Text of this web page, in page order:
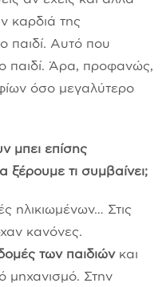
καρδιά της
παιδί. Αυτό που
παιδί. Άρα, προφανώς,
όσο μεγαλύτερο
μπει επίσης
ξέρουμε τι συμβαίνει;
ηλικιωμένων… Στις
κανόνες.
των παιδιώνκαι
μηχανισμό. Στην